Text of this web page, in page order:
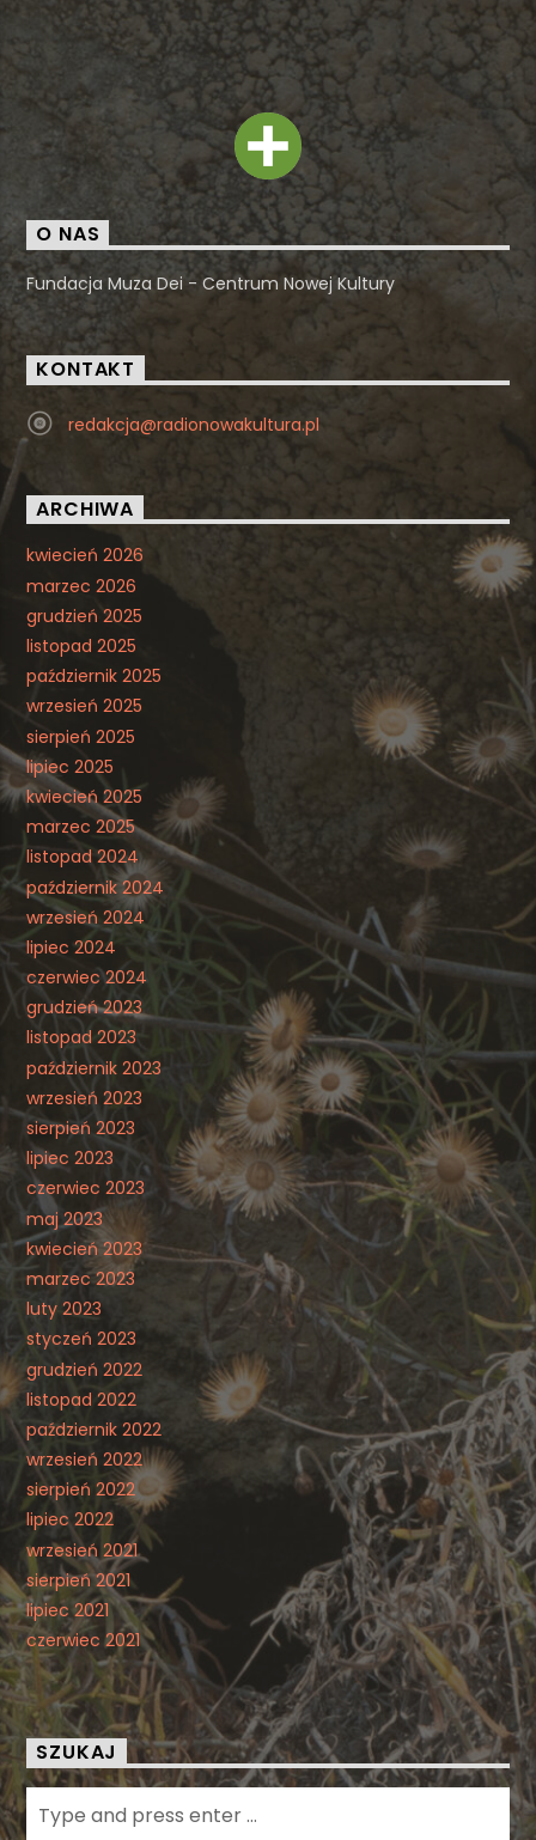
O NAS
Fundacja Muza Dei - Centrum Nowej Kultury
KONTAKT
redakcja@radionowakultura.pl
ARCHIWA
kwiecień 2026
marzec 2026
grudzień 2025
listopad 2025
październik 2025
wrzesień 2025
sierpień 2025
lipiec 2025
kwiecień 2025
marzec 2025
listopad 2024
październik 2024
wrzesień 2024
lipiec 2024
czerwiec 2024
grudzień 2023
listopad 2023
październik 2023
wrzesień 2023
sierpień 2023
lipiec 2023
czerwiec 2023
maj 2023
kwiecień 2023
marzec 2023
luty 2023
styczeń 2023
grudzień 2022
listopad 2022
październik 2022
wrzesień 2022
sierpień 2022
lipiec 2022
wrzesień 2021
sierpień 2021
lipiec 2021
czerwiec 2021
SZUKAJ